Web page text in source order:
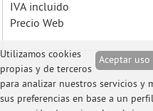
IVA incluido
Precio Web
Aceptar
Utilizamos cookies
propias y de terceros
para analizar nuestros servicios y
sus preferencias en base a un